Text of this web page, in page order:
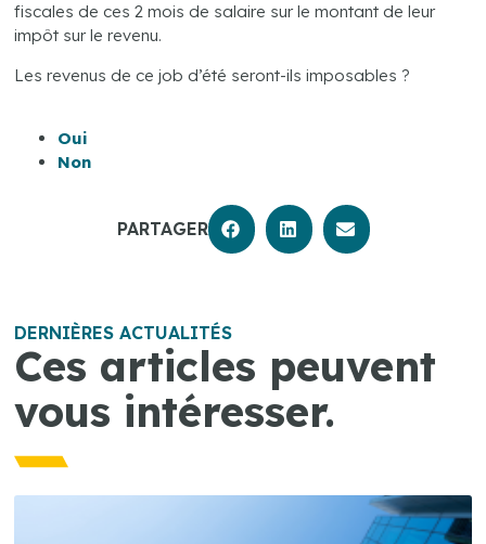
fiscales de ces 2 mois de salaire sur le montant de leur
impôt sur le revenu.
Les revenus de ce job d’été seront-ils imposables ?
Oui
Non
PARTAGER
DERNIÈRES ACTUALITÉS
Ces articles peuvent
vous intéresser.